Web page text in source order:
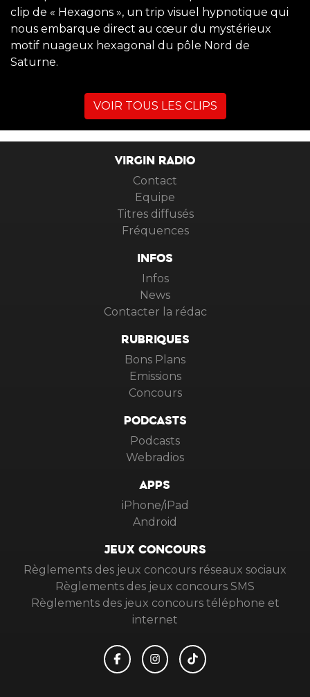
clip de « Hexagons », un trip visuel hypnotique qui
nous embarque direct au cœur du mystérieux
motif nuageux hexagonal du pôle Nord de
Saturne.
VOIR TOUS LES CLIPS
VIRGIN RADIO
Contact
Equipe
Titres diffusés
Fréquences
INFOS
Infos
News
Contacter la rédac
RUBRIQUES
Bons Plans
Emissions
Concours
PODCASTS
Podcasts
Webradios
APPS
iPhone/iPad
Android
JEUX CONCOURS
Règlements des jeux concours réseaux sociaux
Règlements des jeux concours SMS
Règlements des jeux concours téléphone et
internet